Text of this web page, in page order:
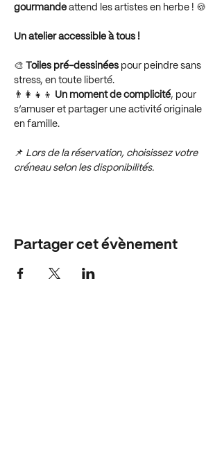
gourmande attend les artistes en herbe ! 🍪
Un atelier accessible à tous !
🎨 Toiles pré-dessinées pour peindre sans
stress, en toute liberté.
👨‍👩‍👧‍👦 Un moment de complicité, pour
s’amuser et partager une activité originale
en famille.
📌 Lors de la réservation, choisissez votre
créneau selon les disponibilités.
Partager cet évènement